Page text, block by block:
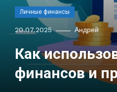
Личные финансы
20.07.2025 Андрей
Как
финансов и